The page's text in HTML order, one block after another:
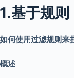
n
t
1.基于规则
如何使用过滤规则来
概述